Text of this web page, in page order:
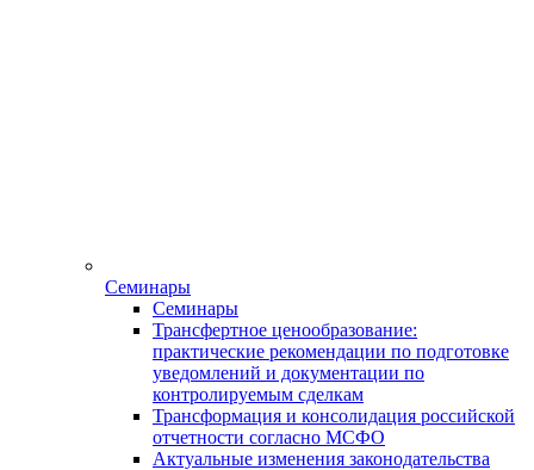
Семинары
Семинары
Трансфертное ценообразование:
практические рекомендации по подготовке
уведомлений и документации по
контролируемым сделкам
Трансформация и консолидация российской
отчетности согласно МСФО
Актуальные изменения законодательства